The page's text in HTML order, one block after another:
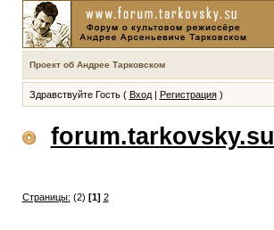
Проект об Андрее Тарковском
Здравствуйте Гость ( Вход| Регистрация)
forum.tarkovsky.su
Страницы: (2) [1] 2